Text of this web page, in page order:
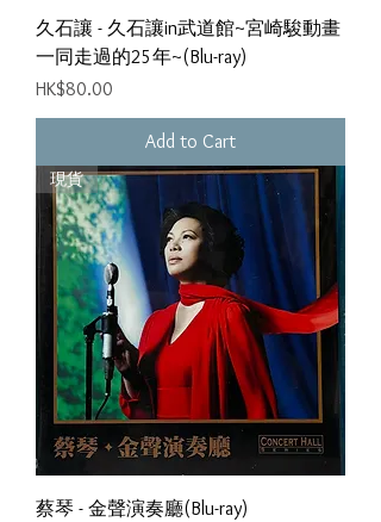
久石讓 - 久石讓in武道館~宮崎駿動畫
一同走過的25年~(Blu-ray)
Price
HK$80.00
Add to Cart
現貨
蔡琴 - 金聲演奏廳(Blu-ray)